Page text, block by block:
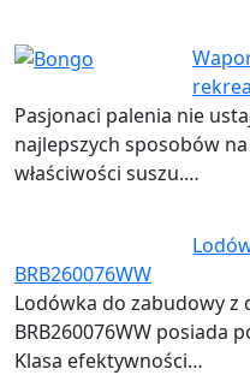
Pasjonaci palenia nie
najlepszych sposobów
właściwości suszu.…
BRB260076WW
Lodówka do zabudowy z
BRB260076WW posiada
Klasa efektywności…